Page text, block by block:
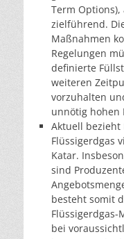
Term
zielführend.
Maßnahmen
Regelungen
definierte
weiteren
vorzuhalten
unnötig hohen
Aktuell bezieht
Flüssigerdgas
Katar.
sind
besteht somit
Flüssigerdgas-
bei